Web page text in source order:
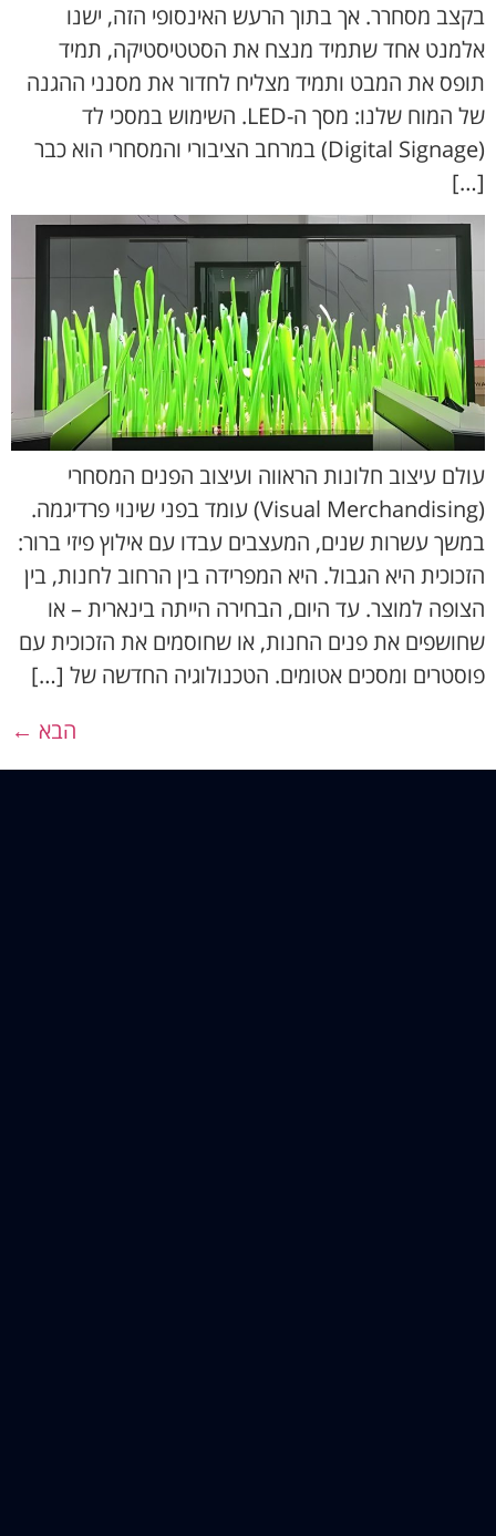
בקצב מסחרר. אך בתוך הרעש האינסופי הזה, ישנו
אלמנט אחד שתמיד מנצח את הסטטיסטיקה, תמיד
תופס את המבט ותמיד מצליח לחדור את מסנני ההגנה
של המוח שלנו: מסך ה-LED. השימוש במסכי לד
(Digital Signage) במרחב הציבורי והמסחרי הוא כבר
[…]
עולם עיצוב חלונות הראווה ועיצוב הפנים המסחרי
(Visual Merchandising) עומד בפני שינוי פרדיגמה.
במשך עשרות שנים, המעצבים עבדו עם אילוץ פיזי ברור:
הזכוכית היא הגבול. היא המפרידה בין הרחוב לחנות, בין
הצופה למוצר. עד היום, הבחירה הייתה בינארית – או
שחושפים את פנים החנות, או שחוסמים את הזכוכית עם
פוסטרים ומסכים אטומים. הטכנולוגיה החדשה של […]
הבא ←